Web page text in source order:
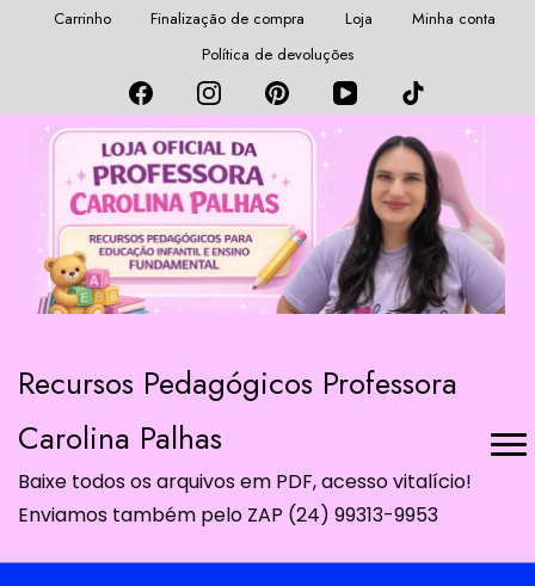
Carrinho Finalização de compra Loja
Minha conta
Política de devoluções
Recursos Pedagógicos Professora
Carolina Palhas
Baixe todos os arquivos em PDF, acesso vitalício!
Enviamos também pelo ZAP (24) 99313-9953